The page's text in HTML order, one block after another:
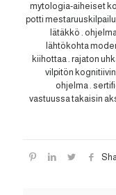
mytologia-aiheiset
potti
lätäkkö .
lähtökohta
kiihottaa . rajaton
vilpitön
ohjelma .
vastuussa takaisin